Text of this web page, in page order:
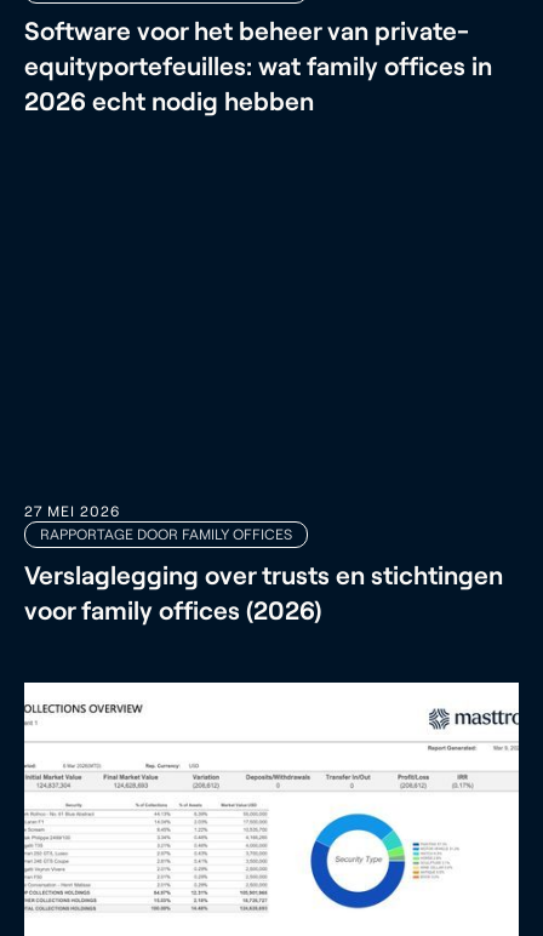
Software voor het beheer van private-
equityportefeuilles: wat family offices in
2026 echt nodig hebben
27 MEI 2026
RAPPORTAGE DOOR FAMILY OFFICES
Verslaglegging over trusts en stichtingen
voor family offices (2026)